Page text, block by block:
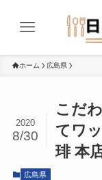
ホーム 広島県
こだ
てワ
琲 本
2020
8/30
広島県